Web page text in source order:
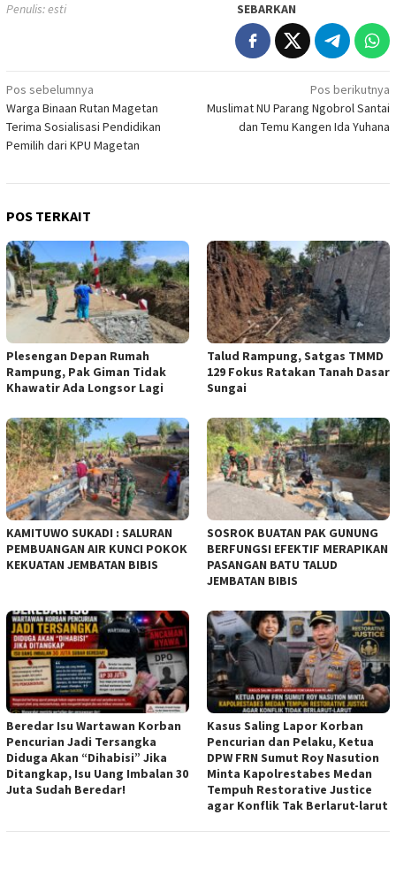
Penulis: esti SEBARKAN
Navigasi
pos
Pos sebelumnya
Warga Binaan Rutan Magetan
Terima Sosialisasi Pendidikan
Pemilih dari KPU Magetan
Pos berikutnya
Muslimat NU Parang Ngobrol Santai
dan Temu Kangen Ida Yuhana
POS TERKAIT
Plesengan Depan Rumah
Rampung, Pak Giman Tidak
Khawatir Ada Longsor Lagi
Talud Rampung, Satgas TMMD
129 Fokus Ratakan Tanah Dasar
Sungai
KAMITUWO SUKADI : SALURAN
PEMBUANGAN AIR KUNCI POKOK
KEKUATAN JEMBATAN BIBIS
SOSROK BUATAN PAK GUNUNG
BERFUNGSI EFEKTIF MERAPIKAN
PASANGAN BATU TALUD
JEMBATAN BIBIS
Beredar Isu Wartawan Korban
Pencurian Jadi Tersangka
Diduga Akan “Dihabisi” Jika
Ditangkap, Isu Uang Imbalan 30
Juta Sudah Beredar!
Kasus Saling Lapor Korban
Pencurian dan Pelaku, Ketua
DPW FRN Sumut Roy Nasution
Minta Kapolrestabes Medan
Tempuh Restorative Justice
agar Konflik Tak Berlarut-larut